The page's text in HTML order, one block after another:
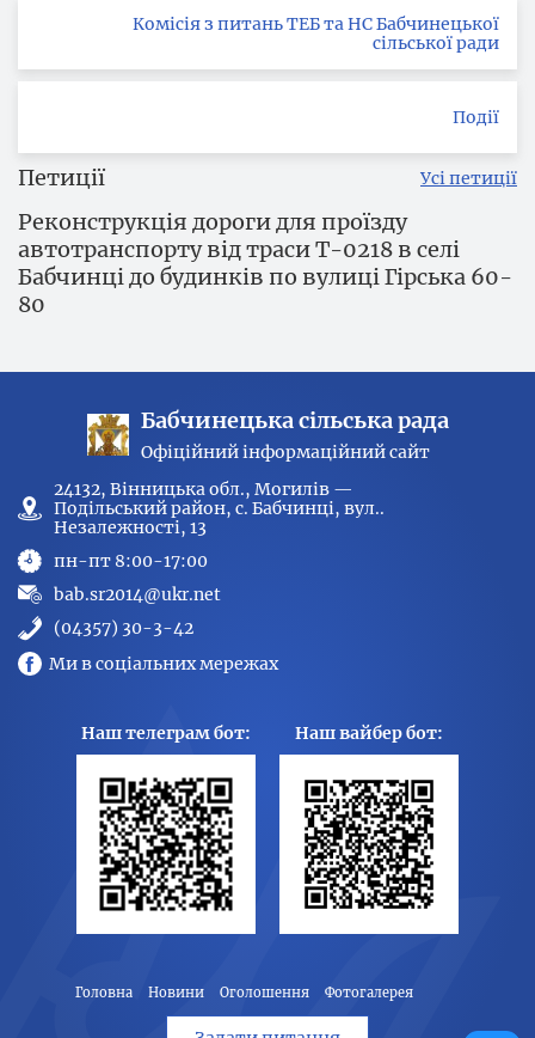
Комісія з питань ТЕБ та НС Бабчинецької
сільської ради
Події
Петиції Усі петиції
Реконструкція дороги для проїзду
автотранспорту від траси Т-0218 в селі
Бабчинці до будинків по вулиці Гірська 60-
80
Бабчинецька сільська рада
Офіційний інформаційний сайт
24132, Вінницька обл., Могилів —
Подільський район, с. Бабчинці, вул..
Незалежності, 13
пн-пт 8:00-17:00
bab.sr2014@ukr.net
(04357) 30-3-42
Ми в соціальних мережах
Наш телеграм бот: Наш вайбер бот:
Головна Новини Оголошення Фотогалерея